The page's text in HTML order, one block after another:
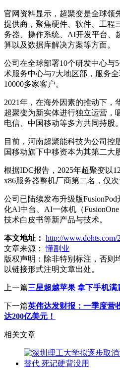
官网资料显示，超聚变是全球领
提供商，聚焦硬件、软件、工程
务器、操作系统、AI开发平台、
算以及数据库解决方案等方面。
公司在全球部署10个研发中心与
术服务中心与7大地区部，服务
10000多家客户。
2021年，在海外因素的推动下，
超聚变为新实体进行独立运营，
电信、中国移动等多方共同持股。
目前，河南超聚能科技为公司控
国移动旗下中移资本为其第二大
根据IDC报告，2025年超聚变以
x86服务器整机厂商第二名，仅次
公司已陆续发布升级版
化AI中台、AI一体机（
技术白皮书等新产品与技术。
本文地址： http://www.dohts.com/
文章来源：
懂副业
版权声明： 除非特别标注，否则
以链接形式注明文章出处。
上一篇三星超越苹果 拿下手机满
下一篇英伟达发财报：一季度营
达200亿美元！
相关文章